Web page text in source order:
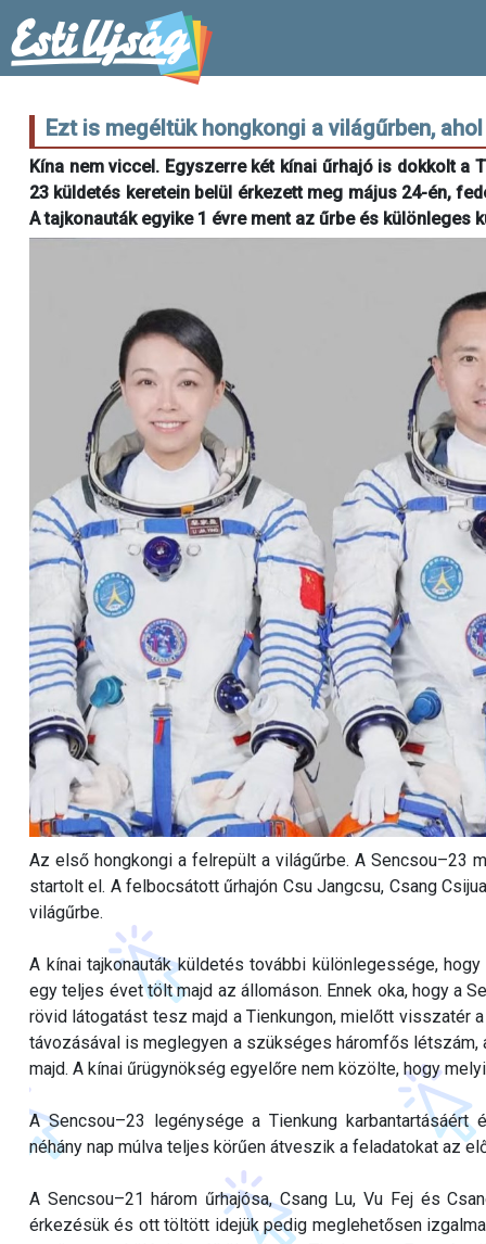
Ezt is megéltük hongkongi a világűrben,
Kína nem viccel. Egyszerre két kínai űrhajó is dokkolt a
23 küldetés keretein belül érkezett meg május 24-én,
A tajkonauták egyike 1 évre ment az űrbe és különleges
Az első hongkongi a felrepült a világűrbe. A Sencsou–23
startolt el. A felbocsátott űrhajón Csu Jangcsu, Csang
világűrbe.
A kínai tajkonauták küldetés további különlegessége,
egy teljes évet tölt majd az állomáson. Ennek oka, hogy a
rövid látogatást tesz majd a Tienkungon, mielőtt visszatér
távozásával is meglegyen a szükséges háromfős
majd. A kínai űrügynökség egyelőre nem közölte, hogy
A Sencsou–23 legénysége a Tienkung
néhány nap múlva teljes körűen átveszik a feladatokat az
A Sencsou–21 három űrhajósa, Csang Lu, Vu Fej és
érkezésük és ott töltött idejük pedig meglehetősen